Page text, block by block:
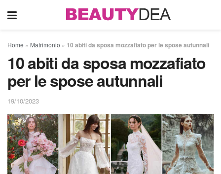
Home » Matrimonio » 10 abiti da sposa mozzafiato per le spose autunnali
10 abiti da sposa mozzafiato
per le spose autunnali
19/10/2023